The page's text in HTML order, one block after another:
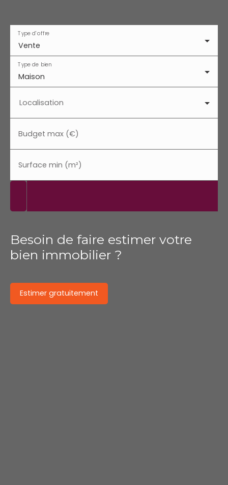
Vente
Type d'offre
Maison
Type de bien
Localisation
Budget max (€)
Surface min (m²)
Besoin de faire estimer votre
bien immobilier ?
Estimer gratuitement